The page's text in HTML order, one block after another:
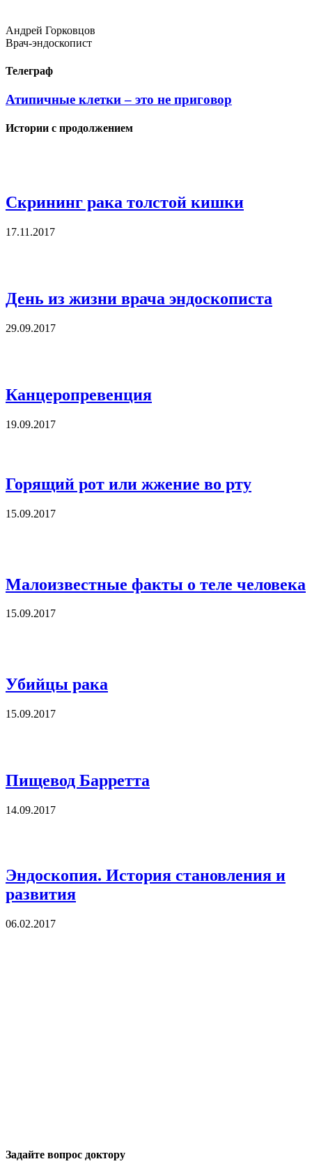
Андрей Горковцов
Врач-эндоскопист
Телеграф
Атипичные клетки – это не приговор
Истории с продолжением
Скрининг рака толстой кишки
17.11.2017
День из жизни врача эндоскописта
29.09.2017
Канцеропревенция
19.09.2017
Горящий рот или жжение во рту
15.09.2017
Малоизвестные факты о теле человека
15.09.2017
Убийцы рака
15.09.2017
Пищевод Барретта
14.09.2017
Эндоскопия. История становления и
развития
06.02.2017
Задайте вопрос доктору